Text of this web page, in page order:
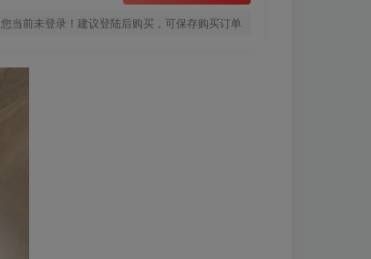
您当前未登录！建议登陆后购买，可保存购买订单